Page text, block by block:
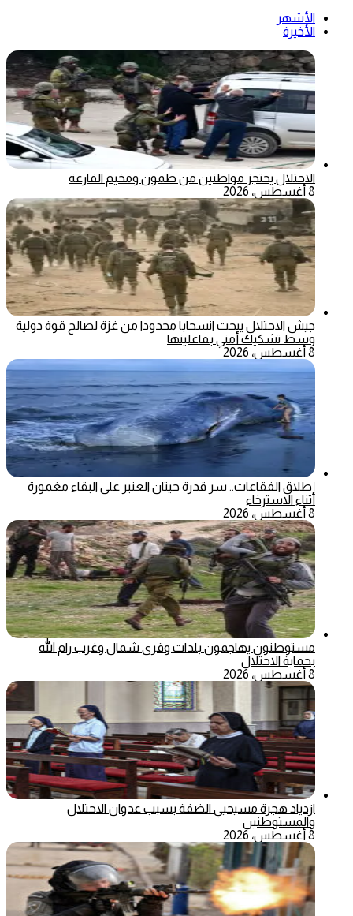
الأشهر
الأخيرة
الاحتلال يحتجز مواطنين من طمون ومخيم الفارعة
8 أغسطس، 2026
جيش الاحتلال يبحث انسحابا محدودا من غزة لصالح قوة دولية
وسط تشكيك أمني بفاعليتها
8 أغسطس، 2026
إطلاق الفقاعات.. سر قدرة حيتان العنبر على البقاء مغمورة
أثناء الاسترخاء
8 أغسطس، 2026
مستوطنون يهاجمون بلدات وقرى شمال وغرب رام الله
بحماية الاحتلال
8 أغسطس، 2026
ازدياد هجرة مسيحيي الضفة بسبب عدوان الاحتلال
والمستوطنين
8 أغسطس، 2026